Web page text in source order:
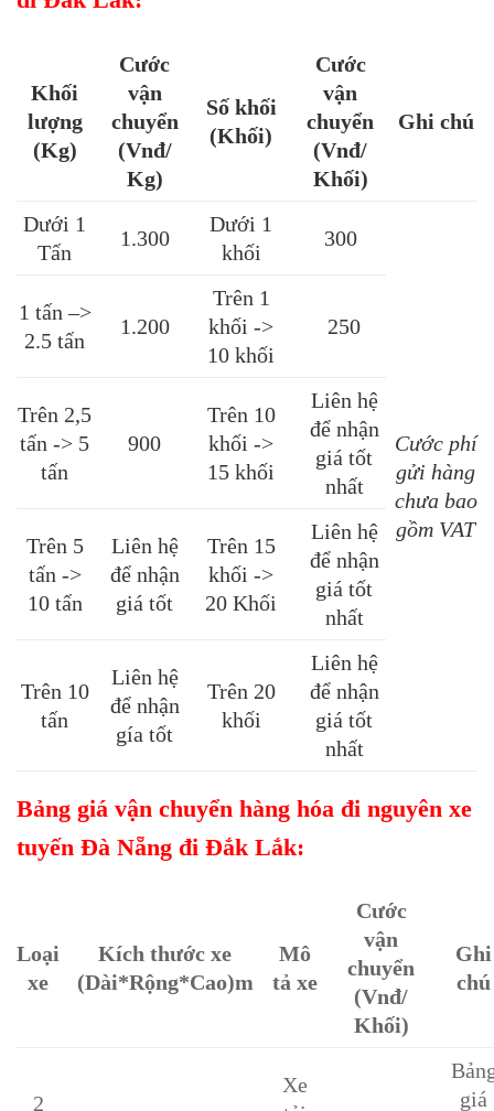
Khối
lượng
(Kg)
Cước
vận
chuyển
(Vnđ/
Kg)
Số khối
(Khối)
Cước
vận
chuyển
(Vnđ/
Khối)
Ghi chú
Dưới 1
Tấn
1.300
Dưới 1
khối
300
Cước phí
gửi hàng
chưa bao
gồm VAT
1 tấn –>
2.5 tấn
1.200
Trên 1
khối ->
10 khối
250
Trên 2,5
tấn -> 5
tấn
900
Trên 10
khối ->
15 khối
Liên hệ
để nhận
giá tốt
nhất
Trên 5
tấn ->
10 tấn
Liên hệ
để nhận
giá tốt
Trên 15
khối ->
20 Khối
Liên hệ
để nhận
giá tốt
nhất
Trên 10
tấn
Liên hệ
để nhận
gía tốt
Trên 20
khối
Liên hệ
để nhận
giá tốt
nhất
Bảng giá vận chuyển hàng hóa đi nguyên xe
tuyến Đà Nẵng đi Đắk Lắk:
Loại
xe
Kích thước xe
(Dài*Rộng*Cao)m
Mô
tả xe
Cước
vận
chuyển
(Vnđ/
Khối)
Ghi
chú
2
Xe
giá